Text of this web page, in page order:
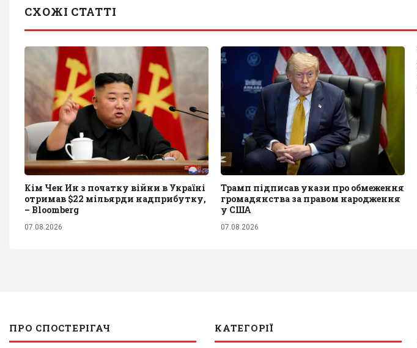
СХОЖІ СТАТТІ
Кім Чен Ин з початку війни в Україні
отримав $22 мільярди надприбутку,
– Bloomberg
07.08.2026
Трамп підписав укази про обмеження
громадянства за правом народження
у США
07.08.2026
ПРО СПОСТЕРІГАЧ КАТЕГОРІЇ